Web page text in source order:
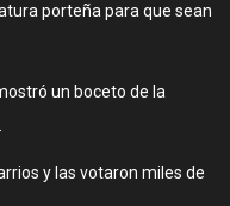
porteña para que sean
un boceto de la
y las votaron miles de